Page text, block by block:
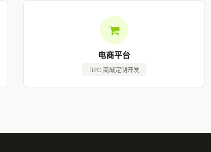
电商平台
B2C 商城定制开发